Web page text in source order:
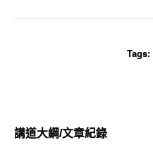
Tags:
講道大綱/文章紀錄